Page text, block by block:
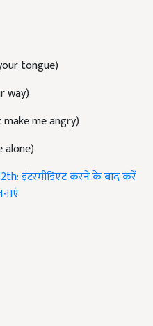
tongue)
way)
me angry)
alone)
इंटरमीडिएट करने के बाद करें